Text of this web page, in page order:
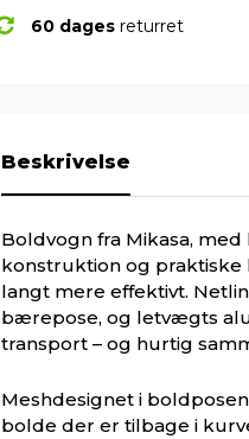
60 dages returret
Beskrivelse
Boldvogn fra Mikasa,
konstruktion og praktiske
langt mere effektivt.
bærepose, og letvægts
transport – og hurtig
Meshdesignet i
bolde der er tilbage i